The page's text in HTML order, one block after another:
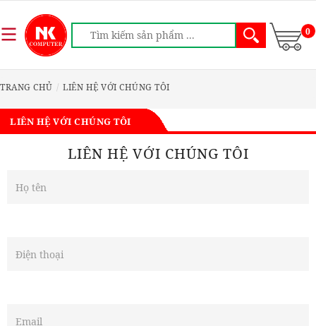
0
TRANG CHỦ LIÊN HỆ VỚI CHÚNG TÔI
LIÊN HỆ VỚI CHÚNG TÔI
LIÊN HỆ VỚI CHÚNG TÔI